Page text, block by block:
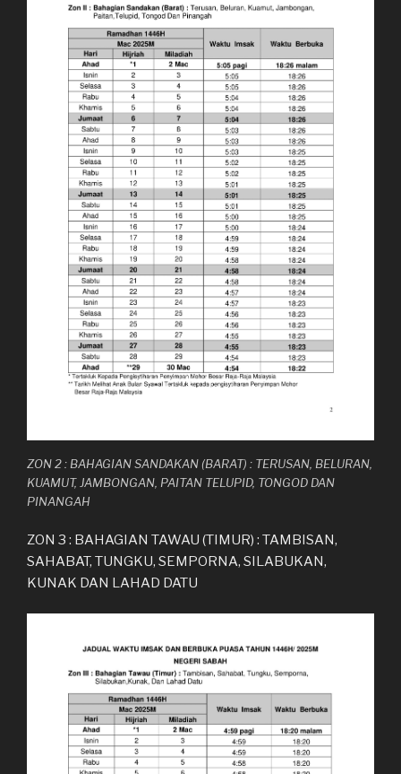
ZON 2 : BAHAGIAN SANDAKAN (BARAT) : TERUSAN, BELURAN,
KUAMUT, JAMBONGAN, PAITAN TELUPID, TONGOD DAN
PINANGAH
ZON 3 : BAHAGIAN TAWAU (TIMUR) : TAMBISAN,
SAHABAT, TUNGKU, SEMPORNA, SILABUKAN,
KUNAK DAN LAHAD DATU